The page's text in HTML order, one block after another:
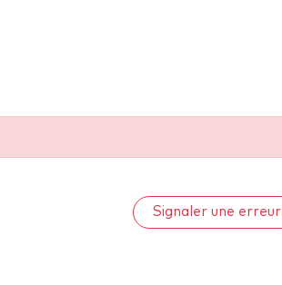
Signaler une erreur